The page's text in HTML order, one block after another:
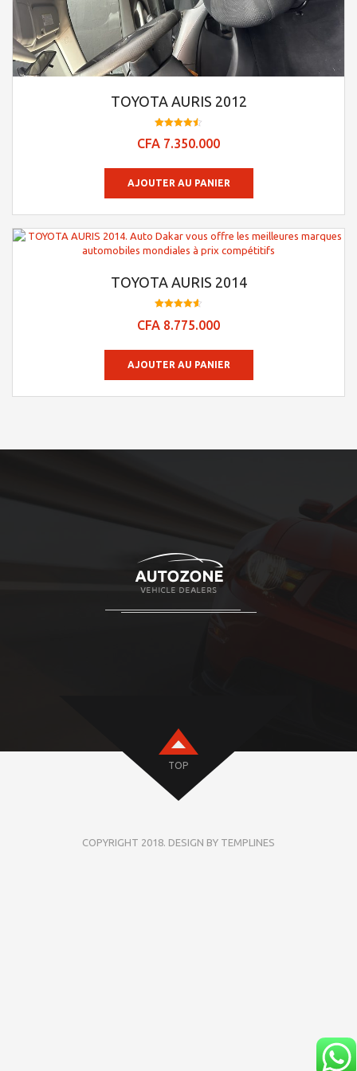
TOYOTA AURIS 2012
4.48
CFA 7.350.000
AJOUTER AU PANIER
TOYOTA AURIS 2014
4.55
CFA 8.775.000
AJOUTER AU PANIER
TOP
COPYRIGHT 2018. DESIGN BY TEMPLINES